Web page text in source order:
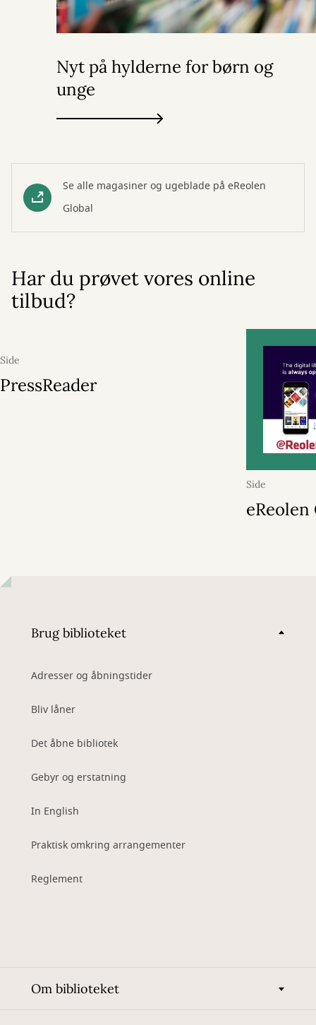
Nyt på hylderne for børn og
unge
Se alle magasiner og ugeblade på eReolen
Global
Har du prøvet vores online
tilbud?
Side
PressReader
Side
eReolen
Brug biblioteket
Adresser og åbningstider
Bliv låner
Det åbne bibliotek
Gebyr og erstatning
In English
Praktisk omkring arrangementer
Reglement
Om biblioteket